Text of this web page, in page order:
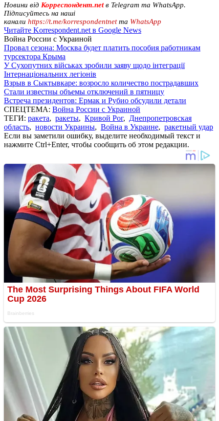
Новини від Корреспондент.netв Telegram та WhatsApp.
Підписуйтесь на наші
канали https://t.me/korrespondentnetта WhatsApp
Читайте Korrespondent.net в Google News
Война России с Украиной
Провал сезона: Москва будет платить пособия работникам
турсектора Крыма
У Сухопутних військах зробили заяву щодо інтеграції
Інтернаціональних легіонів
Взрыв в Сыктывкаре: возросло количество пострадавших
Стали известны объемы отключений в пятницу
Встреча президентов: Ермак и Рубио обсудили детали
СПЕЦТЕМА: Война России с Украиной
ТЕГИ: ракета, ракеты, Кривой Рог, Днепропетровская
область, новости Украины, Война в Украине, ракетный удар
Если вы заметили ошибку, выделите необходимый текст и
нажмите Ctrl+Enter, чтобы сообщить об этом редакции.